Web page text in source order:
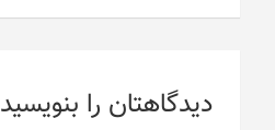
دیدگاهتان را بنویسید